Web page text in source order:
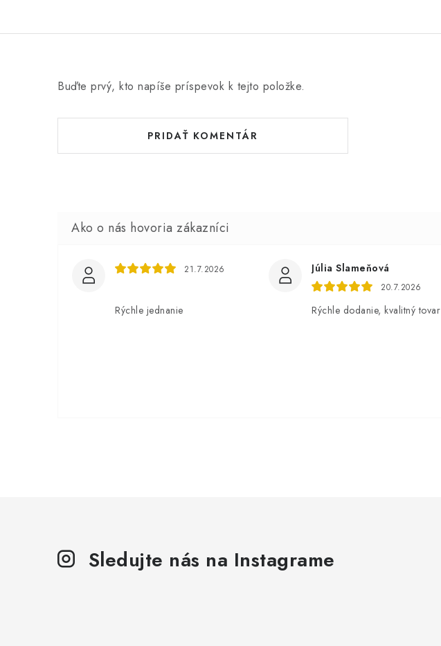
Buďte prvý, kto napíše príspevok k tejto položke.
PRIDAŤ KOMENTÁR
21.7.2026
Rýchle jednanie
Júlia Slameňová
20.7.2026
Rýchle dodanie, kvalitný tovar
Sledujte nás na Instagrame